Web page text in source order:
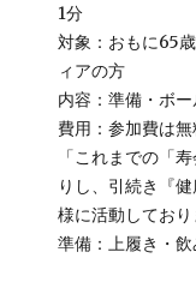
1分
対象：おもに65
ィアの方
内容：準備・ボ
費用：参加費は無
「これまでの「
りし、引続き『
様に活動しており
準備：上履き・飲